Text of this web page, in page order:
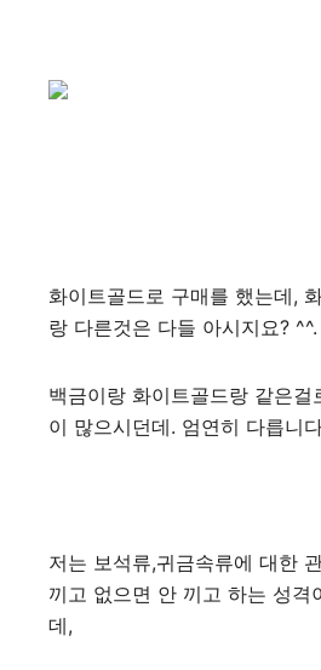
화이트골드로 구매를 했는데,
랑 다른것은 다들 아시지요? ^^.
백금이랑 화이트골드랑 같은걸
이 많으시던데. 엄연히 다릅니
저는 보석류,귀금속류에 대한
끼고 없으면 안 끼고 하는 성격
데,